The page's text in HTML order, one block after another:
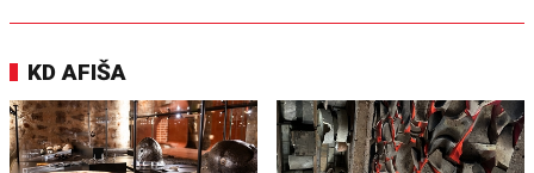
KD AFIŠA